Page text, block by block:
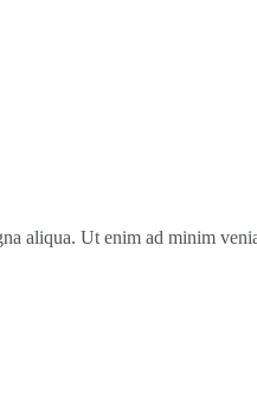
aliqua. Ut enim ad minim